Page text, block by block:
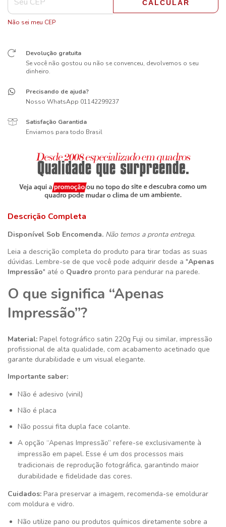
CALCULAR
Não sei meu CEP
Devolução gratuita
Se você não gostou ou não se convenceu, devolvemos o seu
dinheiro.
Precisando de ajuda?
Nosso WhatsApp 01142299237
Satisfação Garantida
Enviamos para todo Brasil
Descrição Completa
Disponível Sob Encomenda. Não temos a pronta entrega.
Leia a descrição completa do produto para tirar todas as suas
dúvidas. Lembre-se de que você pode adquirir desde a "Apenas
Impressão" até o Quadro pronto para pendurar na parede.
O que significa “Apenas
Impressão”?
Material: Papel fotográfico satin 220g Fuji ou similar, impressão
profissional de alta qualidade, com acabamento acetinado que
garante durabilidade e um visual elegante.
Importante saber:
Não é adesivo (vinil)
Não é placa
Não possui fita dupla face colante.
A opção “Apenas Impressão” refere-se exclusivamente à
impressão em papel. Esse é um dos processos mais
tradicionais de reprodução fotográfica, garantindo maior
durabilidade e fidelidade das cores.
Cuidados: Para preservar a imagem, recomenda-se emoldurar
com moldura e vidro.
Não utilize pano ou produtos químicos diretamente sobre a